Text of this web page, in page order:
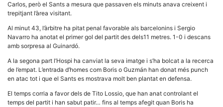
Carlos, però el Sants a mesura que passaven els minuts anava creixent i
trepitjant l’àrea visitant.
Al minut 43, l’àrbitre ha pitat penal favorable als barcelonins i Sergio
Navarro ha anotat el primer gol del partit des dels11 metres. 1-0 i descans
amb sorpresa al Guinardó.
A la segona part l’Hospi ha canviat la seva imatge i s’ha bolcat a la recerca
de l’empat. L’entrada d’homes com Boris o Guzmán han donat més punch
en atac tot i que el Sants es mostrava molt ben plantat en defensa.
El temps corria a favor dels de Tito Lossio, que han anat controlant el
temps del partit i han sabut patir… fins al temps afegit quan Boris ha